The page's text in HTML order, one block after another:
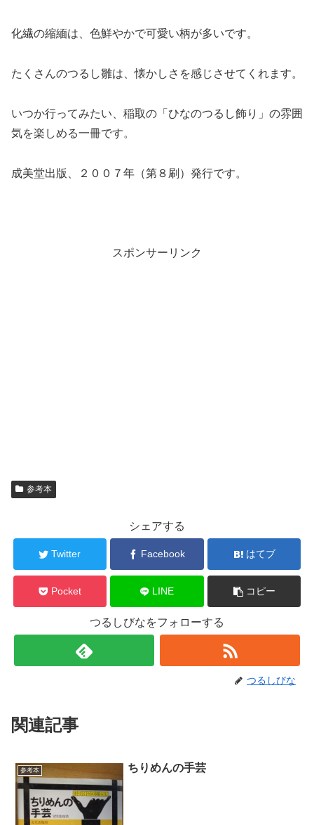
化繊の縮緬は、色鮮やかで可愛い柄が多いです。
たくさんのつるし雛は、懐かしさを感じさせてくれます。
いつか行ってみたい、稲取の「ひなのつるし飾り」の雰囲
気を楽しめる一冊です。
成美堂出版、２００７年（第８刷）発行です。
スポンサーリンク
参考本
シェアする
Twitter Facebook はてブ
Pocket LINE コピー
つるしびなをフォローする
つるしびな
関連記事
参考本 ちりめんの手芸